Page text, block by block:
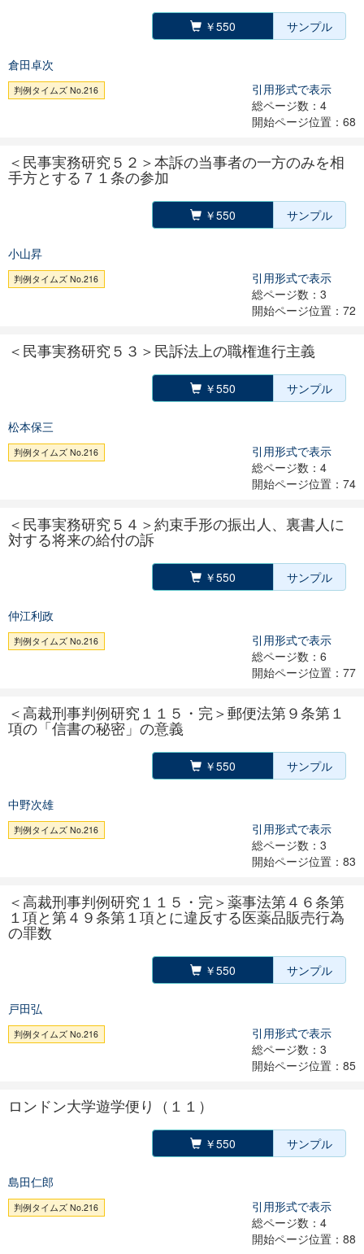
￥550 サンプル
倉田卓次
判例タイムズ No.216
引用形式で表示
総ページ数：4
開始ページ位置：68
＜民事実務研究５２＞本訴の当事者の一方のみを相
手方とする７１条の参加
￥550 サンプル
小山昇
判例タイムズ No.216
引用形式で表示
総ページ数：3
開始ページ位置：72
＜民事実務研究５３＞民訴法上の職権進行主義
￥550 サンプル
松本保三
判例タイムズ No.216
引用形式で表示
総ページ数：4
開始ページ位置：74
＜民事実務研究５４＞約束手形の振出人、裏書人に
対する将来の給付の訴
￥550 サンプル
仲江利政
判例タイムズ No.216
引用形式で表示
総ページ数：6
開始ページ位置：77
＜高裁刑事判例研究１１５・完＞郵便法第９条第１
項の「信書の秘密」の意義
￥550 サンプル
中野次雄
判例タイムズ No.216
引用形式で表示
総ページ数：3
開始ページ位置：83
＜高裁刑事判例研究１１５・完＞薬事法第４６条第
１項と第４９条第１項とに違反する医薬品販売行為
の罪数
￥550 サンプル
戸田弘
判例タイムズ No.216
引用形式で表示
総ページ数：3
開始ページ位置：85
ロンドン大学遊学便り（１１）
￥550 サンプル
島田仁郎
判例タイムズ No.216
引用形式で表示
総ページ数：4
開始ページ位置：88